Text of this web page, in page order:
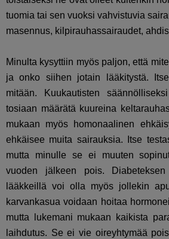
tuomia tai sen vuoksi vahvistuvia
masennus, kilpirauhassairaudet,
Minulta kysyttiin myös paljon, että
ja onko siihen jotain lääkitystä.
mitään. Kuukautisten
tosiaan määrätä kuureina
mukaan myös homonaalinen
ehkäisee muita sairauksia. Itse
mutta minulle se ei muuten
vuoden jälkeen pois.
lääkkeillä voi olla myös jollekin
karvankasua voidaan hoitaa
mutta lukemani mukaan kaikista
laihdutus. Se ei vie oireyhtymää